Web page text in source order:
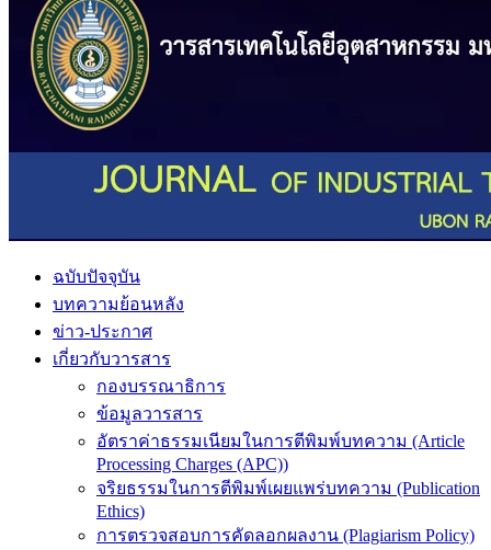
ฉบับปัจจุบัน
บทความย้อนหลัง
ข่าว-ประกาศ
เกี่ยวกับวารสาร
กองบรรณาธิการ
ข้อมูลวารสาร
อัตราค่าธรรมเนียมในการตีพิมพ์บทความ (Article
Processing Charges (APC))
จริยธรรมในการตีพิมพ์เผยแพร่บทความ (Publication
Ethics)
การตรวจสอบการคัดลอกผลงาน (Plagiarism Policy)